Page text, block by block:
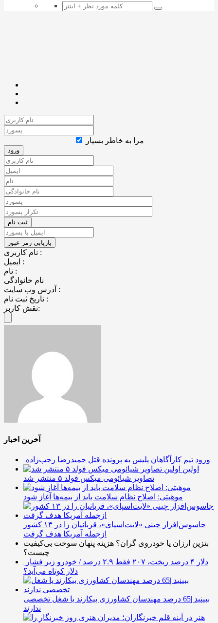
مرا به خاطر بسپار
نام کاربری :
ایمیل :
نام :
نام خانوادگی
آدرس وب سایت :
تاریخ ثبت نام :
نقش کاربر:
آخرین اخبار
ورود تیم کارآگاهان پلیس به پرونده قتل حمیدرضا رجب‌زاده
اولین
تصاویر شیائومی میکس فولد ۵ منتشر شد
موهبتی: اصلاح نظام سلامت باید از بیمه‌ها آغاز شود
جاسوس‌افزار چینی «لایت‌اسپای»، قربانیان را در ۱۳ کشور
ازجمله آمریکا هدف گرفت
بنزین ارزان یا خودروی گران؟ هزینه پنهان سوخت بی‌کیفیت
چیست؟
دلار ۴ درصد ریخت، ۲۰۷ فقط ۲.۹ درصد / خودرو زیر فشار
دلار کوتاه می‌آید؟
ببینید |65 درصد مهندسان کشاورزی بیکارند یا شغل تخصصی
ندارند